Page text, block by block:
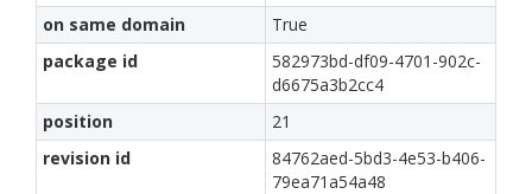
on same domain
True
package id
582973bd-df09-4701-902c-
d6675a3b2cc4
position
21
revision id
84762aed-5bd3-4e53-b406-
79ea71a54a48